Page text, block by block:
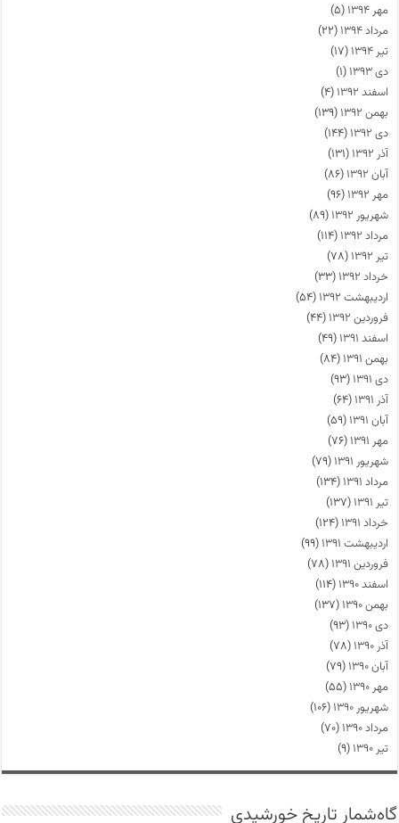
مهر ۱۳۹۴
(۵)
مرداد ۱۳۹۴
(۲۲)
تیر ۱۳۹۴
(۱۷)
دی ۱۳۹۳
(۱)
اسفند ۱۳۹۲
(۴)
بهمن ۱۳۹۲
(۱۳۹)
دی ۱۳۹۲
(۱۴۴)
آذر ۱۳۹۲
(۱۳۱)
آبان ۱۳۹۲
(۸۶)
مهر ۱۳۹۲
(۹۶)
شهریور ۱۳۹۲
(۸۹)
مرداد ۱۳۹۲
(۱۱۴)
تیر ۱۳۹۲
(۷۸)
خرداد ۱۳۹۲
(۳۳)
اردیبهشت ۱۳۹۲
(۵۴)
فروردین ۱۳۹۲
(۴۴)
اسفند ۱۳۹۱
(۴۹)
بهمن ۱۳۹۱
(۸۴)
دی ۱۳۹۱
(۹۳)
آذر ۱۳۹۱
(۶۴)
آبان ۱۳۹۱
(۵۹)
مهر ۱۳۹۱
(۷۶)
شهریور ۱۳۹۱
(۷۹)
مرداد ۱۳۹۱
(۱۳۴)
تیر ۱۳۹۱
(۱۳۷)
خرداد ۱۳۹۱
(۱۲۴)
اردیبهشت ۱۳۹۱
(۹۹)
فروردین ۱۳۹۱
(۷۸)
اسفند ۱۳۹۰
(۱۱۴)
بهمن ۱۳۹۰
(۱۳۷)
دی ۱۳۹۰
(۹۳)
آذر ۱۳۹۰
(۷۸)
آبان ۱۳۹۰
(۷۹)
مهر ۱۳۹۰
(۵۵)
شهریور ۱۳۹۰
(۱۰۶)
مرداد ۱۳۹۰
(۷۰)
تیر ۱۳۹۰
(۹)
گاه‌شمار تاریخ خورشیدی